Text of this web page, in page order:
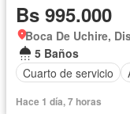
Bs 995.000
Boca De Uchire,
5 Baños
Cuarto de servicio
Hace 1 día, 7 horas